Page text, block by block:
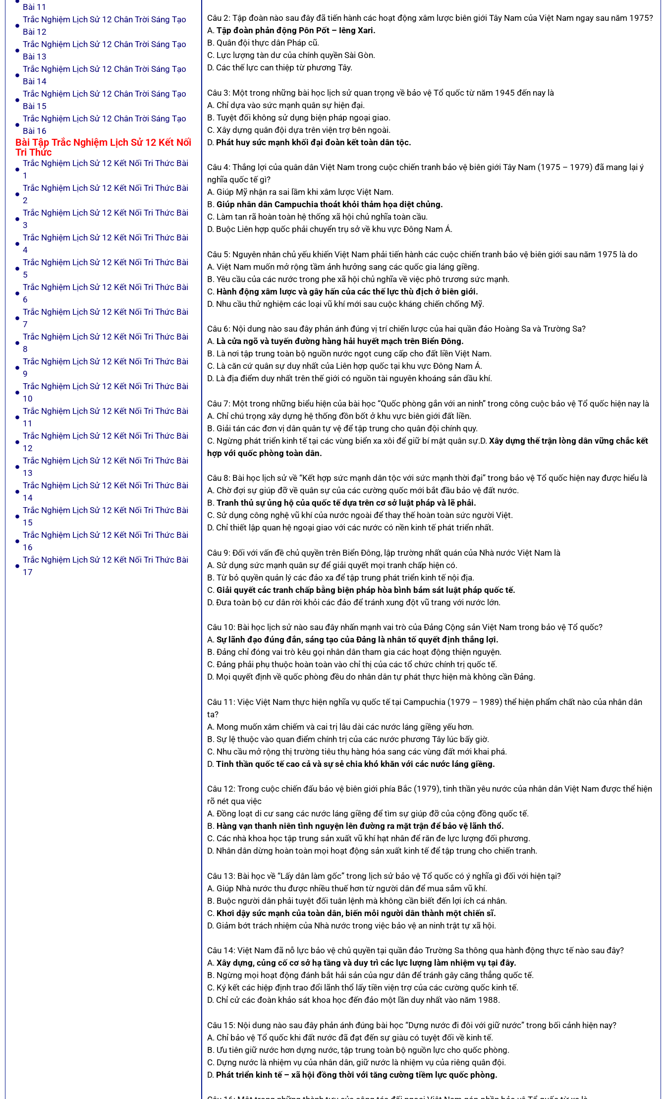
Bài 11
Trắc Nghiệm Lịch Sử 12 Chân Trời Sáng Tạo
Bài 12
Trắc Nghiệm Lịch Sử 12 Chân Trời Sáng Tạo
Bài 13
Trắc Nghiệm Lịch Sử 12 Chân Trời Sáng Tạo
Bài 14
Trắc Nghiệm Lịch Sử 12 Chân Trời Sáng Tạo
Bài 15
Trắc Nghiệm Lịch Sử 12 Chân Trời Sáng Tạo
Bài 16
Bài Tập Trắc Nghiệm Lịch Sử 12 Kết Nối
Tri Thức
Trắc Nghiệm Lịch Sử 12 Kết Nối Tri Thức Bài
1
Trắc Nghiệm Lịch Sử 12 Kết Nối Tri Thức Bài
2
Trắc Nghiệm Lịch Sử 12 Kết Nối Tri Thức Bài
3
Trắc Nghiệm Lịch Sử 12 Kết Nối Tri Thức Bài
4
Trắc Nghiệm Lịch Sử 12 Kết Nối Tri Thức Bài
5
Trắc Nghiệm Lịch Sử 12 Kết Nối Tri Thức Bài
6
Trắc Nghiệm Lịch Sử 12 Kết Nối Tri Thức Bài
7
Trắc Nghiệm Lịch Sử 12 Kết Nối Tri Thức Bài
8
Trắc Nghiệm Lịch Sử 12 Kết Nối Tri Thức Bài
9
Trắc Nghiệm Lịch Sử 12 Kết Nối Tri Thức Bài
10
Trắc Nghiệm Lịch Sử 12 Kết Nối Tri Thức Bài
11
Trắc Nghiệm Lịch Sử 12 Kết Nối Tri Thức Bài
12
Trắc Nghiệm Lịch Sử 12 Kết Nối Tri Thức Bài
13
Trắc Nghiệm Lịch Sử 12 Kết Nối Tri Thức Bài
14
Trắc Nghiệm Lịch Sử 12 Kết Nối Tri Thức Bài
15
Trắc Nghiệm Lịch Sử 12 Kết Nối Tri Thức Bài
16
Trắc Nghiệm Lịch Sử 12 Kết Nối Tri Thức Bài
17
Câu 2: Tập đoàn nào sau đây đã tiến hành các hoạt động xâm lược biên giới Tây Nam của Việt Nam ngay sau năm 1975?
A.Tập đoàn phản động Pôn Pốt – Iêng Xari.
B. Quân đội thực dân Pháp cũ.
C. Lực lượng tàn dư của chính quyền Sài Gòn.
D. Các thế lực can thiệp từ phương Tây.
Câu 3: Một trong những bài học lịch sử quan trọng về bảo vệ Tổ quốc từ năm 1945 đến nay là
A. Chỉ dựa vào sức mạnh quân sự hiện đại.
B. Tuyệt đối không sử dụng biện pháp ngoại giao.
C. Xây dựng quân đội dựa trên viện trợ bên ngoài.
D. Phát huy sức mạnh khối đại đoàn kết toàn dân tộc.
Câu 4: Thắng lợi của quân dân Việt Nam trong cuộc chiến tranh bảo vệ biên giới Tây Nam (1975 – 1979) đã mang lại ý
nghĩa quốc tế gì?
A. Giúp Mỹ nhận ra sai lầm khi xâm lược Việt Nam.
B.Giúp nhân dân Campuchia thoát khỏi thảm họa diệt chủng.
C. Làm tan rã hoàn toàn hệ thống xã hội chủ nghĩa toàn cầu.
D. Buộc Liên hợp quốc phải chuyển trụ sở về khu vực Đông Nam Á.
Câu 5: Nguyên nhân chủ yếu khiến Việt Nam phải tiến hành các cuộc chiến tranh bảo vệ biên giới sau năm 1975 là do
A. Việt Nam muốn mở rộng tầm ảnh hưởng sang các quốc gia láng giềng.
B. Yêu cầu của các nước trong phe xã hội chủ nghĩa về việc phô trương sức mạnh.
C. Hành động xâm lược và gây hấn của các thế lực thù địch ở biên giới.
D. Nhu cầu thử nghiệm các loại vũ khí mới sau cuộc kháng chiến chống Mỹ.
Câu 6: Nội dung nào sau đây phản ánh đúng vị trí chiến lược của hai quần đảo Hoàng Sa và Trường Sa?
A. Là cửa ngõ và tuyến đường hàng hải huyết mạch trên Biển Đông.
B. Là nơi tập trung toàn bộ nguồn nước ngọt cung cấp cho đất liền Việt Nam.
C. Là căn cứ quân sự duy nhất của Liên hợp quốc tại khu vực Đông Nam Á.
D. Là địa điểm duy nhất trên thế giới có nguồn tài nguyên khoáng sản dầu khí.
Câu 7: Một trong những biểu hiện của bài học “Quốc phòng gắn với an ninh” trong công cuộc bảo vệ Tổ quốc hiện nay là
A. Chỉ chú trọng xây dựng hệ thống đồn bốt ở khu vực biên giới đất liền.
B. Giải tán các đơn vị dân quân tự vệ để tập trung cho quân đội chính quy.
C. Ngừng phát triển kinh tế tại các vùng biển xa xôi để giữ bí mật quân sự.D.Xây dựng thế trận lòng dân vững chắc kết
hợp với quốc phòng toàn dân.
Câu 8: Bài học lịch sử về “Kết hợp sức mạnh dân tộc với sức mạnh thời đại” trong bảo vệ Tổ quốc hiện nay được hiểu là
A. Chờ đợi sự giúp đỡ về quân sự của các cường quốc mới bắt đầu bảo vệ đất nước.
B.Tranh thủ sự ủng hộ của quốc tế dựa trên cơ sở luật pháp và lẽ phải.
C. Sử dụng công nghệ vũ khí của nước ngoài để thay thế hoàn toàn sức người Việt.
D. Chỉ thiết lập quan hệ ngoại giao với các nước có nền kinh tế phát triển nhất.
Câu 9: Đối với vấn đề chủ quyền trên Biển Đông, lập trường nhất quán của Nhà nước Việt Nam là
A. Sử dụng sức mạnh quân sự để giải quyết mọi tranh chấp hiện có.
B. Từ bỏ quyền quản lý các đảo xa để tập trung phát triển kinh tế nội địa.
C.Giải quyết các tranh chấp bằng biện pháp hòa bình bám sát luật pháp quốc tế.
D. Đưa toàn bộ cư dân rời khỏi các đảo để tránh xung đột vũ trang với nước lớn.
Câu 10: Bài học lịch sử nào sau đây nhấn mạnh vai trò của Đảng Cộng sản Việt Nam trong bảo vệ Tổ quốc?
A.Sự lãnh đạo đúng đắn, sáng tạo của Đảng là nhân tố quyết định thắng lợi.
B. Đảng chỉ đóng vai trò kêu gọi nhân dân tham gia các hoạt động thiện nguyện.
C. Đảng phải phụ thuộc hoàn toàn vào chỉ thị của các tổ chức chính trị quốc tế.
D. Mọi quyết định về quốc phòng đều do nhân dân tự phát thực hiện mà không cần Đảng.
Câu 11: Việc Việt Nam thực hiện nghĩa vụ quốc tế tại Campuchia (1979 – 1989) thể hiện phẩm chất nào của nhân dân
ta?
A. Mong muốn xâm chiếm và cai trị lâu dài các nước láng giềng yếu hơn.
B. Sự lệ thuộc vào quan điểm chính trị của các nước phương Tây lúc bấy giờ.
C. Nhu cầu mở rộng thị trường tiêu thụ hàng hóa sang các vùng đất mới khai phá.
D.Tinh thần quốc tế cao cả và sự sẻ chia khó khăn với các nước láng giềng.
Câu 12: Trong cuộc chiến đấu bảo vệ biên giới phía Bắc (1979), tinh thần yêu nước của nhân dân Việt Nam được thể hiện
rõ nét qua việc
A. Đồng loạt di cư sang các nước láng giềng để tìm sự giúp đỡ của cộng đồng quốc tế.
B. Hàng vạn thanh niên tình nguyện lên đường ra mặt trận để bảo vệ lãnh thổ.
C. Các nhà khoa học tập trung sản xuất vũ khí hạt nhân để răn đe lực lượng đối phương.
D. Nhân dân dừng hoàn toàn mọi hoạt động sản xuất kinh tế để tập trung cho chiến tranh.
Câu 13: Bài học về “Lấy dân làm gốc” trong lịch sử bảo vệ Tổ quốc có ý nghĩa gì đối với hiện tại?
A. Giúp Nhà nước thu được nhiều thuế hơn từ người dân để mua sắm vũ khí.
B. Buộc người dân phải tuyệt đối tuân lệnh mà không cần biết đến lợi ích cá nhân.
C. Khơi dậy sức mạnh của toàn dân, biến mỗi người dân thành một chiến sĩ.
D. Giảm bớt trách nhiệm của Nhà nước trong việc bảo vệ an ninh trật tự xã hội.
Câu 14: Việt Nam đã nỗ lực bảo vệ chủ quyền tại quần đảo Trường Sa thông qua hành động thực tế nào sau đây?
A.Xây dựng, củng cố cơ sở hạ tầng và duy trì các lực lượng làm nhiệm vụ tại đây.
B. Ngừng mọi hoạt động đánh bắt hải sản của ngư dân để tránh gây căng thẳng quốc tế.
C. Ký kết các hiệp định trao đổi lãnh thổ lấy tiền viện trợ của các cường quốc kinh tế.
D. Chỉ cử các đoàn khảo sát khoa học đến đảo một lần duy nhất vào năm 1988.
Câu 15: Nội dung nào sau đây phản ánh đúng bài học “Dựng nước đi đôi với giữ nước” trong bối cảnh hiện nay?
A. Chỉ bảo vệ Tổ quốc khi đất nước đã đạt đến sự giàu có tuyệt đối về kinh tế.
B. Ưu tiên giữ nước hơn dựng nước, tập trung toàn bộ nguồn lực cho quốc phòng.
C. Dựng nước là nhiệm vụ của nhân dân, giữ nước là nhiệm vụ của riêng quân đội.
D. Phát triển kinh tế – xã hội đồng thời với tăng cường tiềm lực quốc phòng.